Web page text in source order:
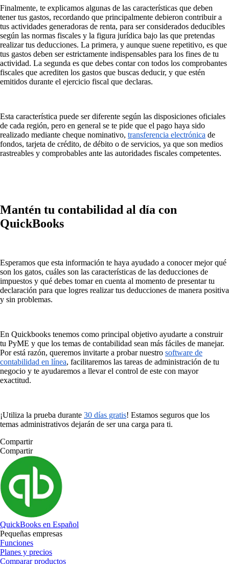
Finalmente, te explicamos algunas de las características que deben
tener tus gastos, recordando que principalmente debieron contribuir a
tus actividades generadoras de renta, para ser considerados deducibles
según las normas fiscales y la figura jurídica bajo las que pretendas
realizar tus deducciones. La primera, y aunque suene repetitivo, es que
tus gastos deben ser estrictamente indispensables para los fines de tu
actividad. La segunda es que debes contar con todos los comprobantes
fiscales que acrediten los gastos que buscas deducir, y que estén
emitidos durante el ejercicio fiscal que declaras.
Esta característica puede ser diferente según las disposiciones oficiales
de cada región, pero en general se te pide que el pago haya sido
realizado mediante cheque nominativo, transferencia electrónica de
fondos, tarjeta de crédito, de débito o de servicios, ya que son medios
rastreables y comprobables ante las autoridades fiscales competentes.
Mantén tu contabilidad al día con
QuickBooks
Esperamos que esta información te haya ayudado a conocer mejor qué
son los gatos, cuáles son las características de las deducciones de
impuestos y qué debes tomar en cuenta al momento de presentar tu
declaración para que logres realizar tus deducciones de manera positiva
y sin problemas.
En Quickbooks tenemos como principal objetivo ayudarte a construir
tu PyME y que los temas de contabilidad sean más fáciles de manejar.
Por está razón, queremos invitarte a probar nuestro software de
contabilidad en línea, facilitaremos las tareas de administración de tu
negocio y te ayudaremos a llevar el control de este con mayor
exactitud.
¡Utiliza la prueba durante 30 días gratis! Estamos seguros que los
temas administrativos dejarán de ser una carga para ti.
Compartir
Compartir
QuickBooks en Español
Pequeñas empresas
Funciones
Planes y precios
Comparar productos